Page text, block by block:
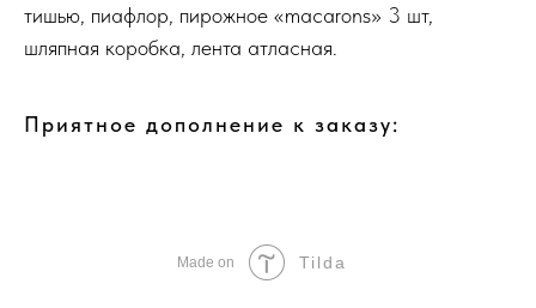
тишью, пиафлор, пирожное «macarons» 3 шт,
шляпная коробка, лента атласная.
Приятное дополнение к заказу:
Made on Tilda